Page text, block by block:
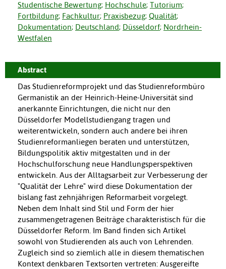
Studentische Bewertung; Hochschule; Tutorium;
Fortbildung; Fachkultur; Praxisbezug; Qualität;
Dokumentation; Deutschland; Düsseldorf; Nordrhein-
Westfalen
Abstract
Das Studienreformprojekt und das Studienreformbüro
Germanistik an der Heinrich-Heine-Universität sind
anerkannte Einrichtungen, die nicht nur den
Düsseldorfer Modellstudiengang tragen und
weiterentwickeln, sondern auch andere bei ihren
Studienreformanliegen beraten und unterstützen,
Bildungspolitik aktiv mitgestalten und in der
Hochschulforschung neue Handlungsperspektiven
entwickeln. Aus der Alltagsarbeit zur Verbesserung der
"Qualität der Lehre" wird diese Dokumentation der
bislang fast zehnjährigen Reformarbeit vorgelegt.
Neben dem Inhalt sind Stil und Form der hier
zusammengetragenen Beiträge charakteristisch für die
Düsseldorfer Reform. Im Band finden sich Artikel
sowohl von Studierenden als auch von Lehrenden.
Zugleich sind so ziemlich alle in diesem thematischen
Kontext denkbaren Textsorten vertreten: Ausgereifte